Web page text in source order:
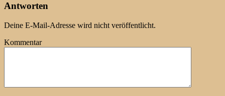
Antworten
Deine E-Mail-Adresse wird nicht veröffentlicht.
Kommentar